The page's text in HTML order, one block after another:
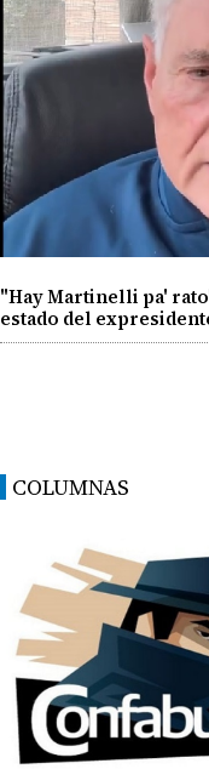
"Hay Martinelli pa'
estado del
COLUMNAS